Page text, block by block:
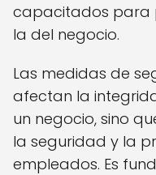
capacitados para
la del negocio.
Las medidas de
afectan la
un negocio, sino
la seguridad y la
empleados. Es